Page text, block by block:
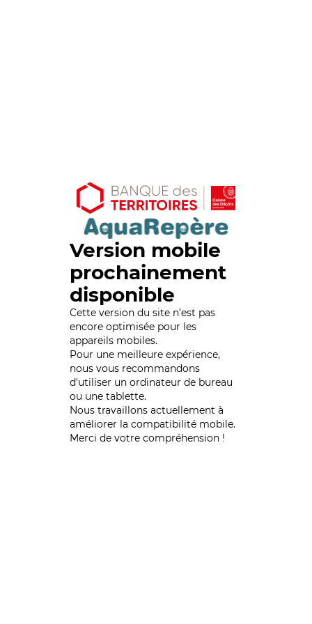
Version mobile
prochainement
disponible
Cette version du site n’est pas
encore optimisée pour les
appareils mobiles.
Pour une meilleure expérience,
nous vous recommandons
d'utiliser un ordinateur de bureau
ou une tablette.
Nous travaillons actuellement à
améliorer la compatibilité mobile.
Merci de votre compréhension !